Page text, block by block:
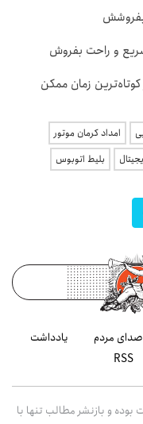
زمان ممکن
امداد کرمان موتور
بلیط اتوبوس
صدای مردم
یادداشت
RSS
و بازنشر مطالب تنها با